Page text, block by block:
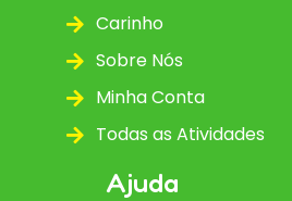
Carinho
Sobre Nós
Minha Conta
Todas as Atividades
Ajuda